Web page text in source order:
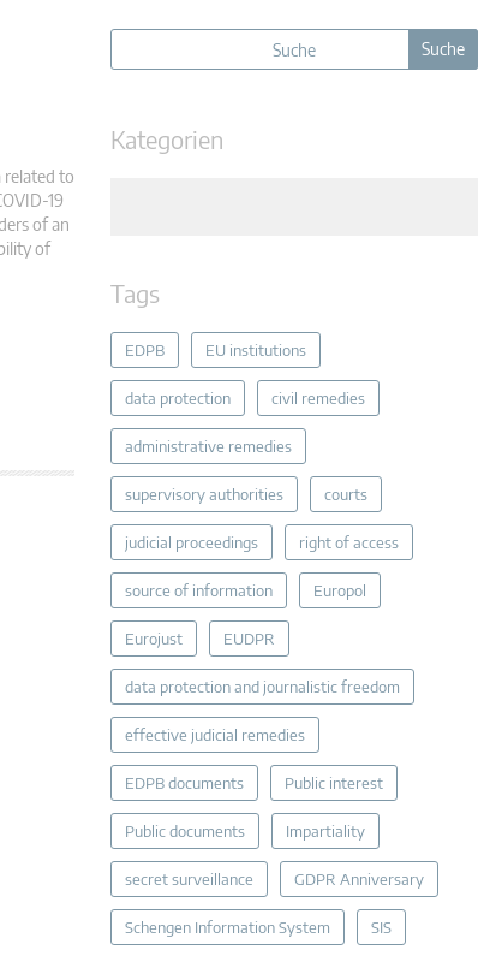
related to
19
of an
of
Kategorien
Tags
EDPB EU institutions
data protection civil remedies
administrative remedies
supervisory authorities courts
judicial proceedings right of access
source of information Europol
Eurojust EUDPR
data protection and journalistic freedom
effective judicial remedies
EDPB documents Public interest
Public documents Impartiality
secret surveillance GDPR Anniversary
Schengen Information System SIS